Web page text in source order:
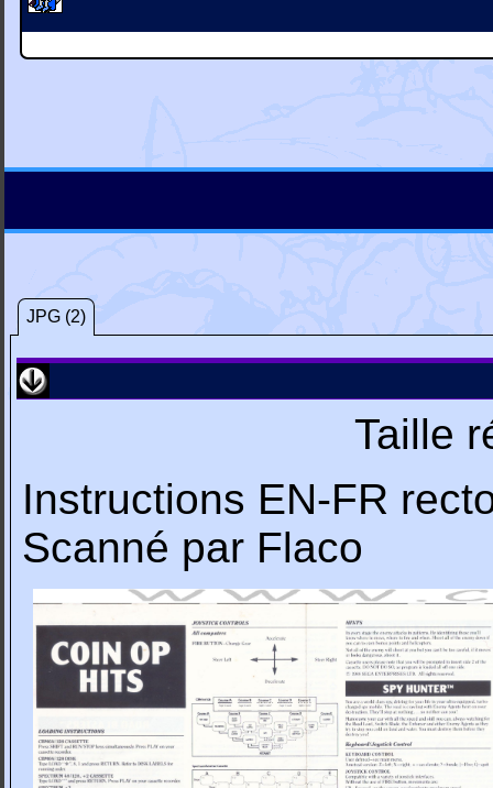
JPG (2)
Taille
Instructions EN-FR
Scanné par Flaco